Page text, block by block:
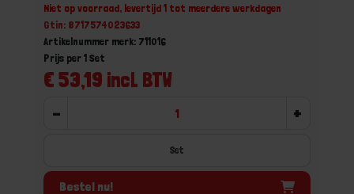
Niet op voorraad, levertijd 1 tot meerdere werkdagen
Gtin: 8717574023633
Artikelnummer merk: 711016
€ 53,19 incl. BTW
Prijs per 1 Set
- +
Set
Bestel nu!